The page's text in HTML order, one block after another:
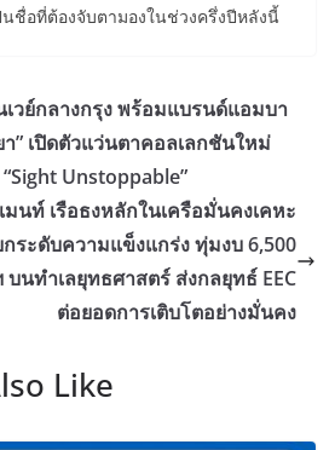
นชื่อที่ต้องจับตามองในช่วงครึ่งปีหลังนี้
วย์กลางกรุง พร้อมแบรนด์แอมบา
” เปิดตัวแว่นตาคอลเลกชันใหม่
Unstoppable”
มนท์ เรือธงหลักในเครือมั่นคงเคหะ
กระดับความแข็งแกร่ง ทุ่มงบ 6,500
นทำเลยุทธศาสตร์ ส่งกลยุทธ์ EEC
ต่อยอดการเติบโตอย่างมั่นคง
Like